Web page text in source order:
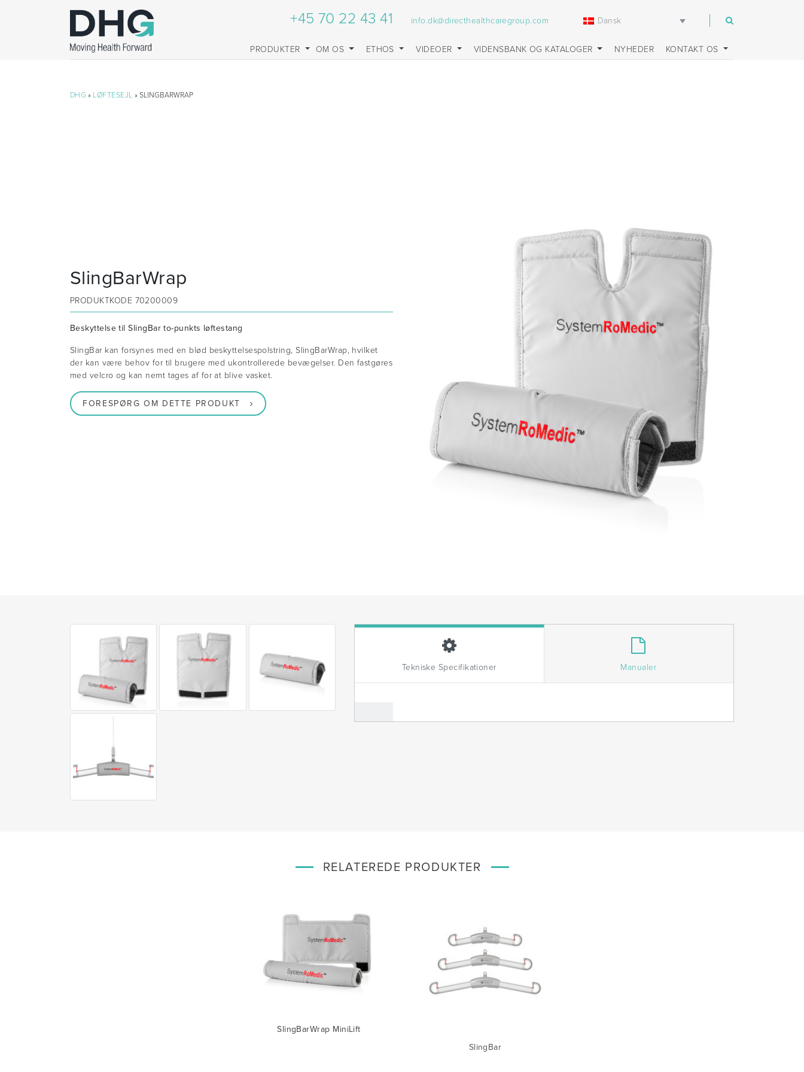
+45 70 22 43 41 info.dk@directhealthcaregroup.com Dansk
PRODUKTER OM OS ETHOS VIDEOER VIDENSBANK OG KATALOGER NYHEDER KONTAKT OS
DHG » LØFTESEJL » SLINGBARWRAP
SlingBarWrap
PRODUKTKODE 70200009
Beskyttelse til SlingBar to-punkts løftestang
SlingBar kan forsynes med en blød beskyttelsespolstring, SlingBarWrap, hvilket
der kan være behov for til brugere med ukontrollerede bevægelser. Den fastgøres
med velcro og kan nemt tages af for at blive vasket.
FORESPØRG OM DETTE PRODUKT
Tekniske Specifikationer Manualer
RELATEREDE PRODUKTER
SlingBarWrap MiniLift
SlingBar